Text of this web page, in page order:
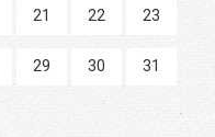
21 22 23
29 30 31